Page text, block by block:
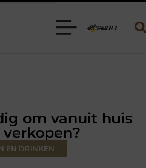
jouw klus
om vanuit huis
EN DRINKEN